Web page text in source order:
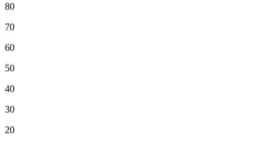
80
70
60
50
40
30
20